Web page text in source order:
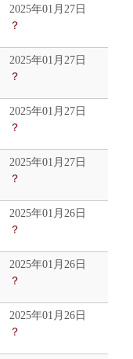
2025年01月27日
？
2025年01月27日
？
2025年01月27日
？
2025年01月27日
？
2025年01月26日
？
2025年01月26日
？
2025年01月26日
？